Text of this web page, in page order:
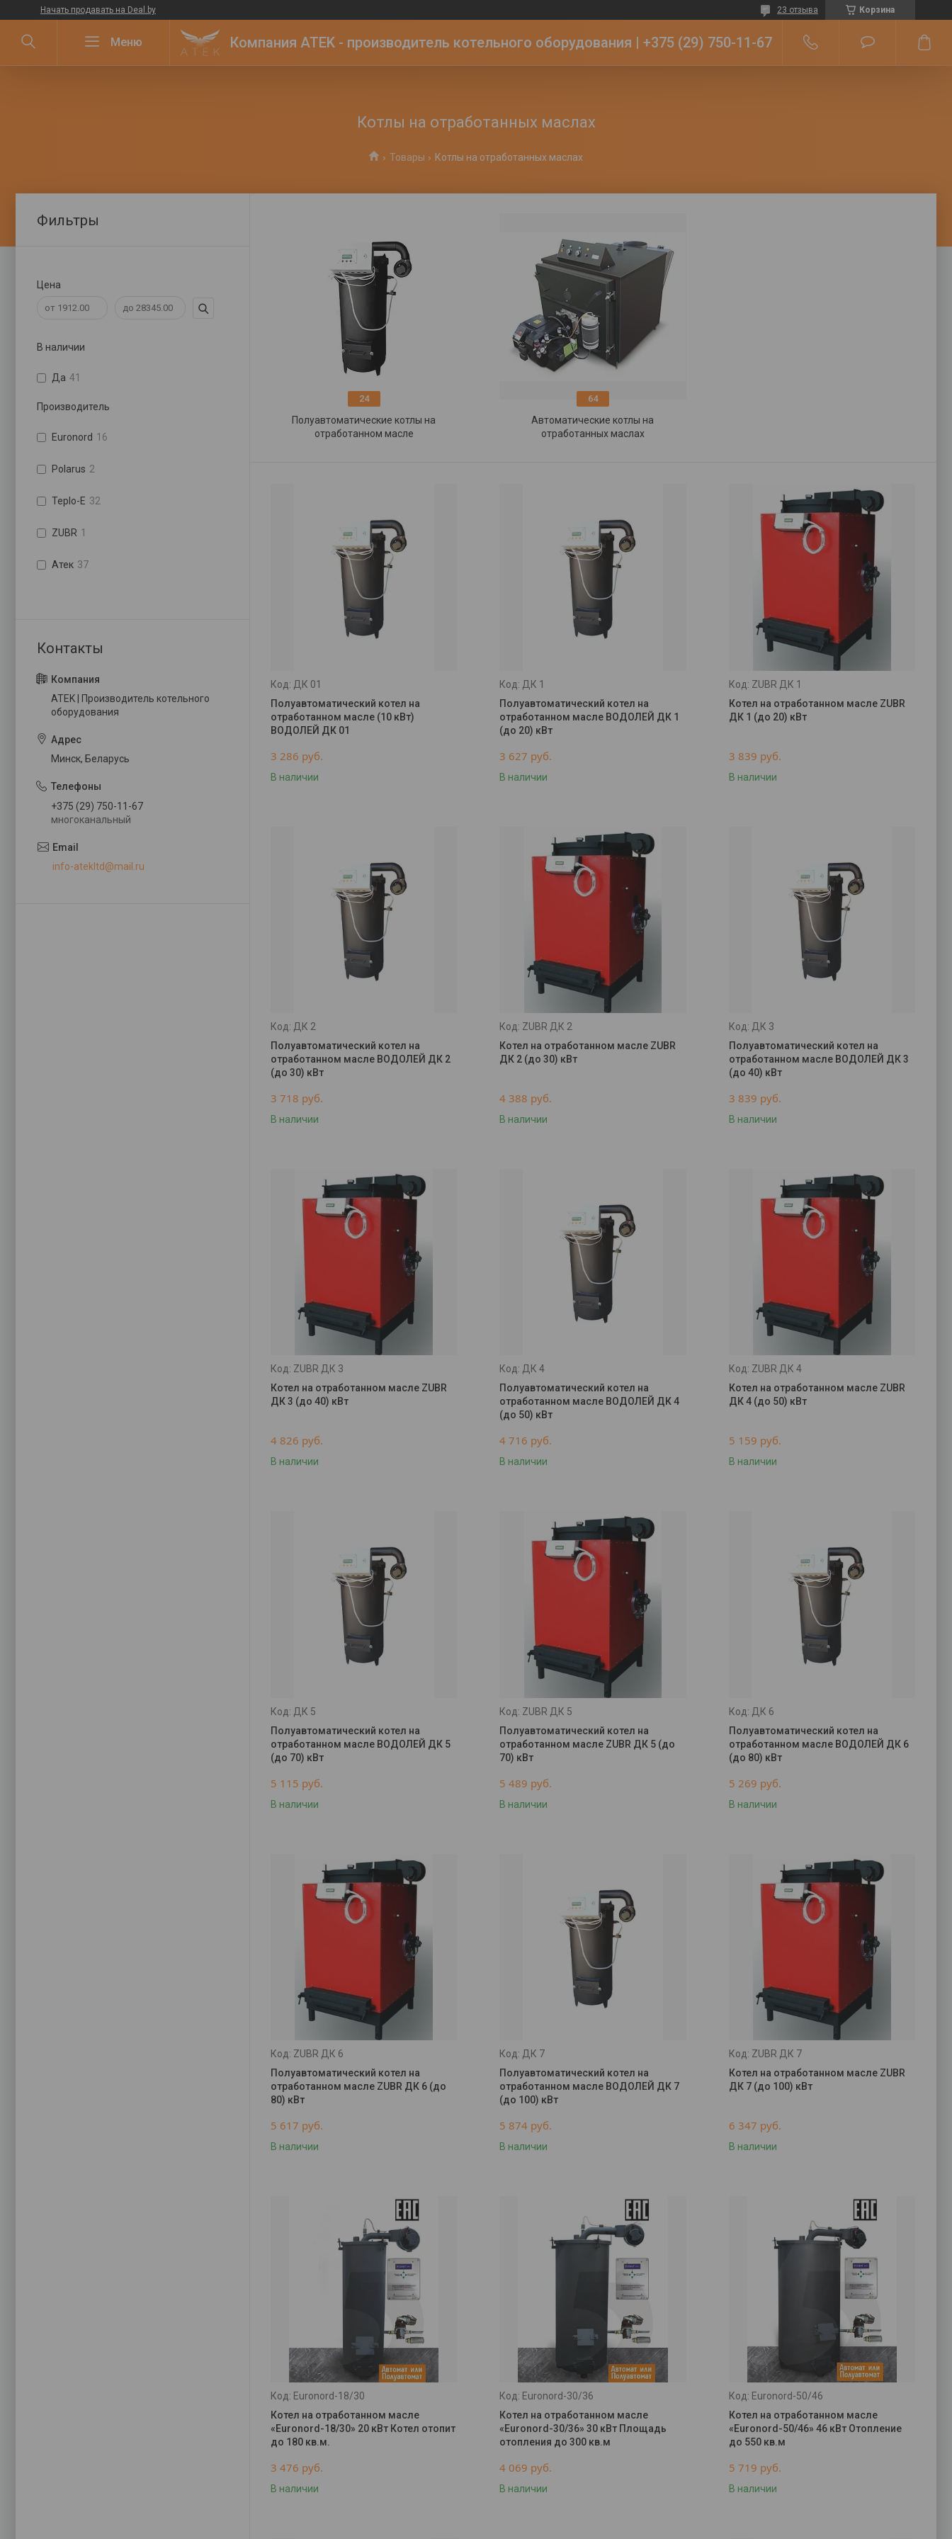
Начать продавать на Deal.by Корзина
23 отзыва
Компания ATEK - производитель котельного оборудования | +375 (29) 750-11-67
Котлы на отработанных маслах
Товары Котлы на отработанных маслах
Полуавтоматические котлы на
отработанном масле
24
Автоматические котлы на
отработанных маслах
64
ДК 01
Полуавтоматический котел на
отработанном масле (10 кВт)
ВОДОЛЕЙ ДК 01
3 286 руб.
В наличии
ДК 1
Полуавтоматический котел на
отработанном масле ВОДОЛЕЙ ДК 1
(до 20) кВт
3 627 руб.
В наличии
ZUBR ДК 1
Котел на отработанном масле ZUBR
ДК 1 (до 20) кВт
3 839 руб.
В наличии
ДК 2
Полуавтоматический котел на
отработанном масле ВОДОЛЕЙ ДК 2
(до 30) кВт
3 718 руб.
В наличии
ZUBR ДК 2
Котел на отработанном масле ZUBR
ДК 2 (до 30) кВт
4 388 руб.
В наличии
ДК 3
Полуавтоматический котел на
отработанном масле ВОДОЛЕЙ ДК 3
(до 40) кВт
3 839 руб.
В наличии
ZUBR ДК 3
Котел на отработанном масле ZUBR
ДК 3 (до 40) кВт
4 826 руб.
В наличии
ДК 4
Полуавтоматический котел на
отработанном масле ВОДОЛЕЙ ДК 4
(до 50) кВт
4 716 руб.
В наличии
ZUBR ДК 4
Котел на отработанном масле ZUBR
ДК 4 (до 50) кВт
5 159 руб.
В наличии
ДК 5
Полуавтоматический котел на
отработанном масле ВОДОЛЕЙ ДК 5
(до 70) кВт
5 115 руб.
В наличии
ZUBR ДК 5
Полуавтоматический котел на
отработанном масле ZUBR ДК 5 (до
70) кВт
5 489 руб.
В наличии
ДК 6
Полуавтоматический котел на
отработанном масле ВОДОЛЕЙ ДК 6
(до 80) кВт
5 269 руб.
В наличии
ZUBR ДК 6
Полуавтоматический котел на
отработанном масле ZUBR ДК 6 (до
80) кВт
5 617 руб.
В наличии
ДК 7
Полуавтоматический котел на
отработанном масле ВОДОЛЕЙ ДК 7
(до 100) кВт
5 874 руб.
В наличии
ZUBR ДК 7
Котел на отработанном масле ZUBR
ДК 7 (до 100) кВт
6 347 руб.
В наличии
Euronord-18/30
Котел на отработанном масле
«Euronord-18/30» 20 кВт Котел отопит
до 180 кв.м.
3 476 руб.
В наличии
Euronord-30/36
Котел на отработанном масле
«Euronord-30/36» 30 кВт Площадь
отопления до 300 кв.м
4 069 руб.
В наличии
Euronord-50/46
Котел на отработанном масле
«Euronord-50/46» 46 кВт Отопление
до 550 кв.м
5 719 руб.
В наличии
Фильтры
Цена
В наличии
Да 41
Производитель
Euronord 16
Polarus 2
Teplo-E 32
ZUBR 1
Атек 37
ATEK | Производитель котельного
оборудования
Минск, Беларусь
+375 (29) 750-11-67
многоканальный
info-atekltd@mail.ru